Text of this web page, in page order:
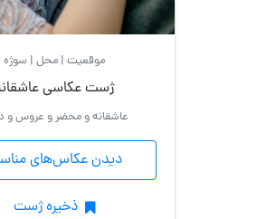
موقعیت | محل | سوژه
ژست عکاسی
عاشقانه و محضر و عروس و
دیدن عکاس‌های
ذخیره ژست